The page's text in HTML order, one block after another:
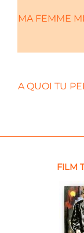
MA FEMME
A QUOI TU
FILM